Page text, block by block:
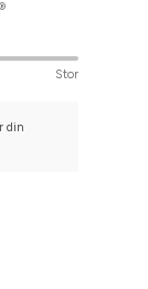
Stor
din